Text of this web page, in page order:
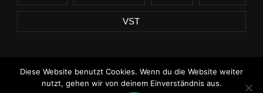
VST
(c) Tekkfield.de
Diese Website benutzt Cookies. Wenn du die Website weiter
nutzt, gehen wir von deinem Einverständnis aus.